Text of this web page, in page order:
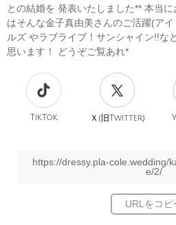
との結婚を 発表いたしました** 本当
はそんな金子真由美さんのご活躍(ア
ルズ やラブライブ！サンシャイン!!な
思います！ どうぞご覧あれ*
TikTok Ｘ(旧Twitter)
https://dressy.pla-cole.wedding/
e/2/